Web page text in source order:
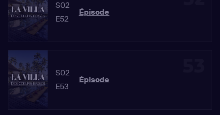
S02
E52
Épisode
S02
E53
Épisode